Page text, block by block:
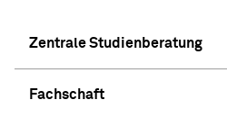
Zentrale Studienberatung
Fachschaft